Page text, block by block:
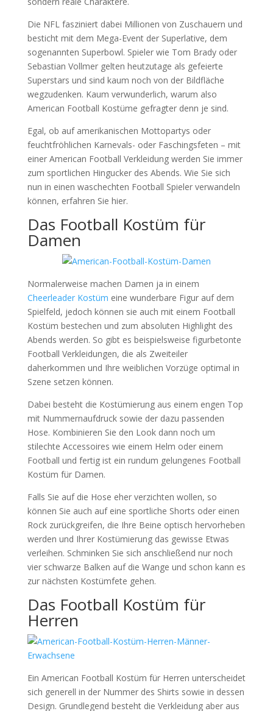
Die NFL fasziniert dabei Millionen von Zuschauern und
besticht mit dem Mega-Event der Superlative, dem
sogenannten Superbowl. Spieler wie Tom Brady oder
Sebastian Vollmer gelten heutzutage als gefeierte
Superstars und sind kaum noch von der Bildfläche
wegzudenken. Kaum verwunderlich, warum also
American Football Kostüme gefragter denn je sind.
Egal, ob auf amerikanischen Mottopartys oder
feuchtfröhlichen Karnevals- oder Faschingsfeten – mit
einer American Football Verkleidung werden Sie immer
zum sportlichen Hingucker des Abends. Wie Sie sich
nun in einen waschechten Football Spieler verwandeln
können, erfahren Sie hier.
Das Football Kostüm für
Damen
Normalerweise machen Damen ja in einem
Cheerleader Kostüm eine wunderbare Figur auf dem
Spielfeld, jedoch können sie auch mit einem Football
Kostüm bestechen und zum absoluten Highlight des
Abends werden. So gibt es beispielsweise figurbetonte
Football Verkleidungen, die als Zweiteiler
daherkommen und Ihre weiblichen Vorzüge optimal in
Szene setzen können.
Dabei besteht die Kostümierung aus einem engen Top
mit Nummernaufdruck sowie der dazu passenden
Hose. Kombinieren Sie den Look dann noch um
stilechte Accessoires wie einem Helm oder einem
Football und fertig ist ein rundum gelungenes Football
Kostüm für Damen.
Falls Sie auf die Hose eher verzichten wollen, so
können Sie auch auf eine sportliche Shorts oder einen
Rock zurückgreifen, die Ihre Beine optisch hervorheben
werden und Ihrer Kostümierung das gewisse Etwas
verleihen. Schminken Sie sich anschließend nur noch
vier schwarze Balken auf die Wange und schon kann es
zur nächsten Kostümfete gehen.
Das Football Kostüm für
Herren
Ein American Football Kostüm für Herren unterscheidet
sich generell in der Nummer des Shirts sowie in dessen
Design. Grundlegend besteht die Verkleidung aber aus